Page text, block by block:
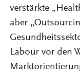
verstärkte
aber
Labour vor den